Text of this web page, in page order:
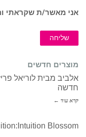
אני מאשר/ת שקראתי
שליחה
מוצרים חדשים
אלביב מבית לוריאל
חדשה
קרא עוד ←
Blossom